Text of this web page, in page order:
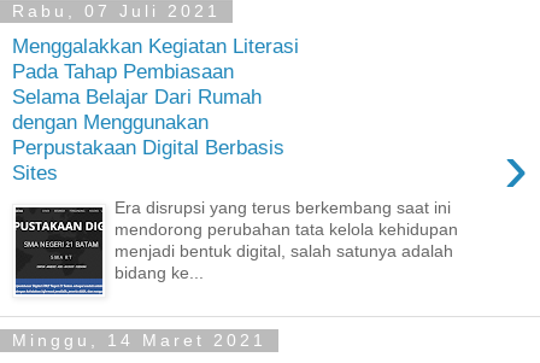
Rabu, 07 Juli 2021
Menggalakkan Kegiatan Literasi
Pada Tahap Pembiasaan
Selama Belajar Dari Rumah
dengan Menggunakan
Perpustakaan Digital Berbasis
Sites
›
Era disrupsi yang terus berkembang saat ini
mendorong perubahan tata kelola kehidupan
menjadi bentuk digital, salah satunya adalah
bidang ke...
Minggu, 14 Maret 2021